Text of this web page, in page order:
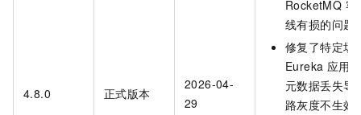
4.8.0 正式版本
2026-04-
29
RocketMQ 客
线有损的问题
修复了特定场
Eureka 应用
元数据丢失导
路灰度不生效